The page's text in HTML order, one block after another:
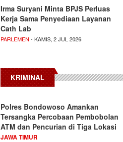
Irma Suryani Minta BPJS Perluas
Kerja Sama Penyediaan Layanan
Cath Lab
PARLEMEN - KAMIS, 2 JUL 2026
KRIMINAL
Polres Bondowoso Amankan
Tersangka Percobaan Pembobolan
ATM dan Pencurian di Tiga Lokasi
JAWA TIMUR